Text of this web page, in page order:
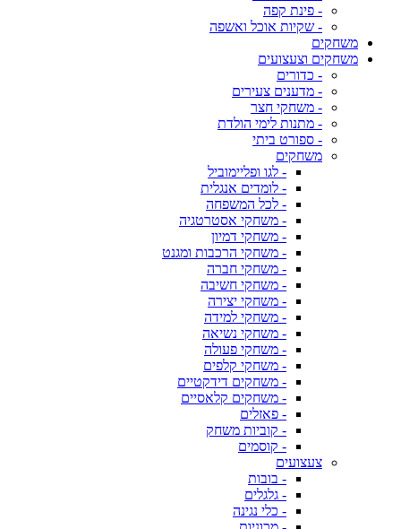
- פינת קפה
- שקיות אוכל ואשפה
משחקים
משחקים וצעצועים
- כדורים
- מדענים צעירים
- משחקי חצר
- מתנות לימי הולדת
- ספורט ביתי
משחקים
- לגו ופליימוביל
- לומדים אנגלית
- לכל המשפחה
- משחקי אסטרטגיה
- משחקי דמיון
- משחקי הרכבות ומגנט
- משחקי חברה
- משחקי חשיבה
- משחקי יצירה
- משחקי למידה
- משחקי נשיאה
- משחקי פעולה
- משחקי קלפים
- משחקים דידקטיים
- משחקים קלאסיים
- פאזלים
- קוביות משחק
- קוסמים
צעצועים
- בובות
- גלגלים
- כלי נגינה